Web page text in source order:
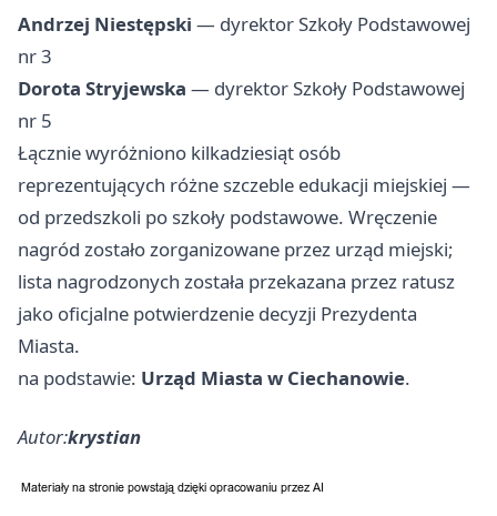
Andrzej Niestępski — dyrektor Szkoły Podstawowej
nr 3
Dorota Stryjewska — dyrektor Szkoły Podstawowej
nr 5
Łącznie wyróżniono kilkadziesiąt osób
reprezentujących różne szczeble edukacji miejskiej —
od przedszkoli po szkoły podstawowe. Wręczenie
nagród zostało zorganizowane przez urząd miejski;
lista nagrodzonych została przekazana przez ratusz
jako oficjalne potwierdzenie decyzji Prezydenta
Miasta.
na podstawie: Urząd Miasta w Ciechanowie.
Autor:krystian